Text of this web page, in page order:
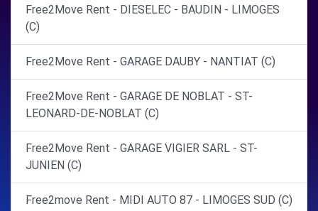
Free2Move Rent - DIESELEC - BAUDIN - LIMOGES
(C)
Free2Move Rent - GARAGE DAUBY - NANTIAT (C)
Free2Move Rent - GARAGE DE NOBLAT - ST-
LEONARD-DE-NOBLAT (C)
Free2Move Rent - GARAGE VIGIER SARL - ST-
JUNIEN (C)
Free2move Rent - MIDI AUTO 87 - LIMOGES SUD (C)